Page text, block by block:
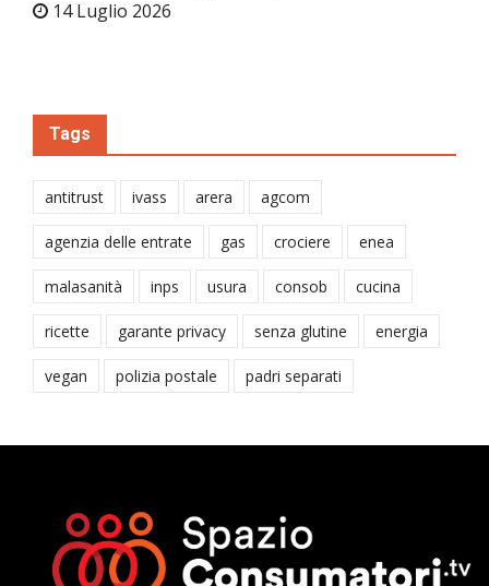
14 Luglio 2026
Tags
antitrust ivass arera agcom
agenzia delle entrate gas crociere enea
malasanità inps usura consob cucina
ricette garante privacy senza glutine energia
vegan polizia postale padri separati